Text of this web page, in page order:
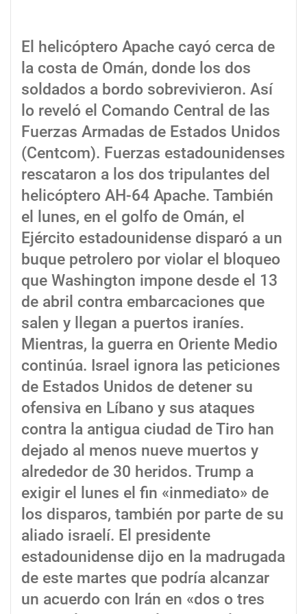
El helicóptero Apache cayó cerca de
la costa de Omán, donde los dos
soldados a bordo sobrevivieron. Así
lo reveló el Comando Central de las
Fuerzas Armadas de Estados Unidos
(Centcom). Fuerzas estadounidenses
rescataron a los dos tripulantes del
helicóptero AH-64 Apache. También
el lunes, en el golfo de Omán, el
Ejército estadounidense disparó a un
buque petrolero por violar el bloqueo
que Washington impone desde el 13
de abril contra embarcaciones que
salen y llegan a puertos iraníes.
Mientras, la guerra en Oriente Medio
continúa. Israel ignora las peticiones
de Estados Unidos de detener su
ofensiva en Líbano y sus ataques
contra la antigua ciudad de Tiro han
dejado al menos nueve muertos y
alrededor de 30 heridos. Trump a
exigir el lunes el fin «inmediato» de
los disparos, también por parte de su
aliado israelí. El presidente
estadounidense dijo en la madrugada
de este martes que podría alcanzar
un acuerdo con Irán en «dos o tres